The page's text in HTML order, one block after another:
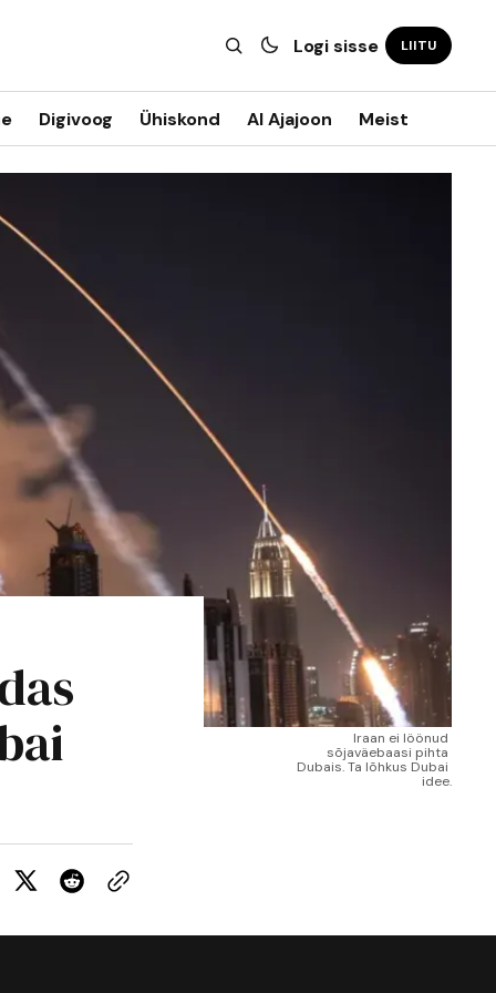
Logi sisse LIITU
Digivoog Ühiskond AI Ajajoon Meist
Iraan ei löönud
sõjaväebaasi pihta
Dubais. Ta lõhkus Dubai
idee.